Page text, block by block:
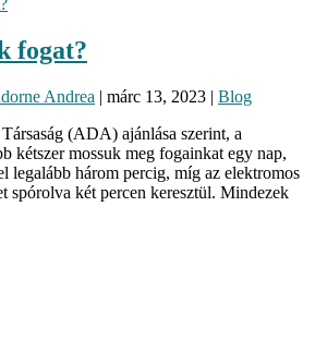
fogat?
Andrea | márc 13, 2023 | Blog
(ADA) ajánlása szerint, a
kétszer mossuk meg fogainkat egy nap,
legalább három percig, míg az elektromos
spórolva két percen keresztül. Mindezek